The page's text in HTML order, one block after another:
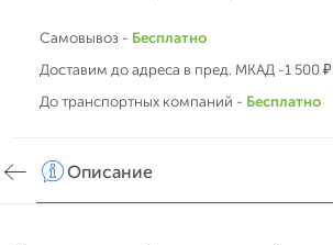
Самовывоз - Бесплатно
Доставим до адреса в пред. МКАД -1 500 ₽
До транспортных компаний - Бесплатно
Описание